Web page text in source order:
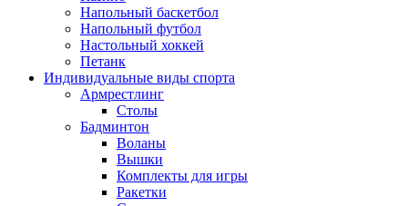
Напольный баскетбол
Напольный футбол
Настольный хоккей
Петанк
Индивидуальные виды спорта
Армрестлинг
Столы
Бадминтон
Воланы
Вышки
Комплекты для игры
Ракетки